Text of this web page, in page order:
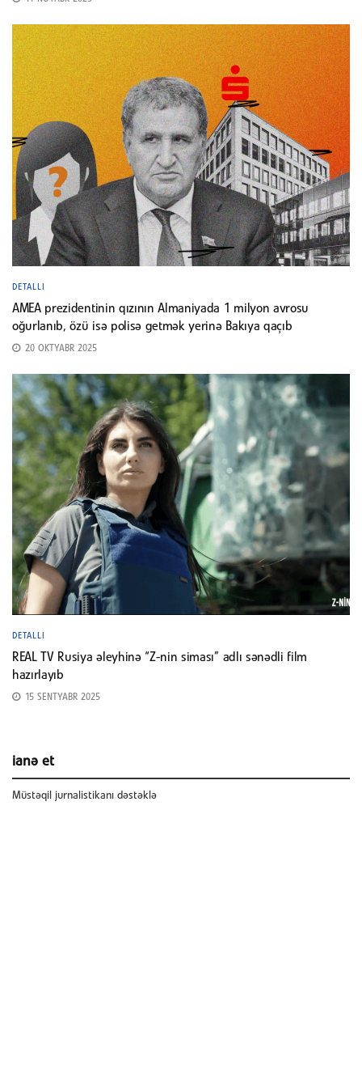
DETALLI
AMEA prezidentinin qızının Almaniyada 1 milyon avrosu
oğurlanıb, özü isə polisə getmək yerinə Bakıya qaçıb
20 OKTYABR 2025
DETALLI
REAL TV Rusiya əleyhinə “Z-nin siması” adlı sənədli film
hazırlayıb
15 SENTYABR 2025
ianə et
Müstəqil jurnalistikanı dəstəklə